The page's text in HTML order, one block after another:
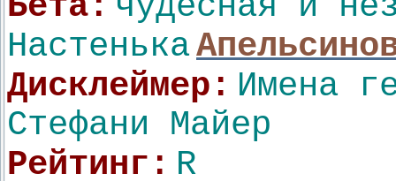
Настенька
Дисклеймер: Имена
Стефани Майер
Рейтинг: R